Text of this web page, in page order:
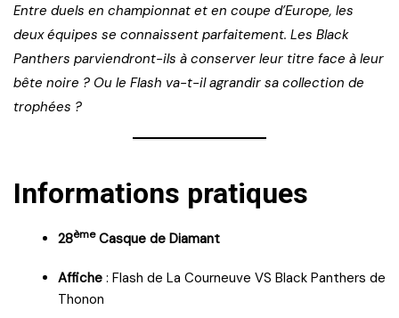
Entre duels en championnat et en coupe d’Europe, les
deux équipes se connaissent parfaitement. Les Black
Panthers parviendront-ils à conserver leur titre face à leur
bête noire ? Ou le Flash va-t-il agrandir sa collection de
trophées ?
Informations pratiques
28èmeCasque de Diamant
Affiche : Flash de La Courneuve VS Black Panthers de
Thonon